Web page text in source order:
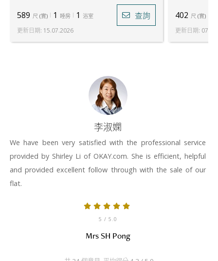
589 尺 (實) 1 睡房 1 浴室 查詢
更新日期: 15.07.2026
402 尺 (實)
更新日期:
李淑嫻
We have been very satisfied with the professional service
provided by Shirley Li of OKAY.com. She is efficient, helpful
and provided excellent follow through with the sale of our
flat.
5 / 5.0
Mrs SH Pong